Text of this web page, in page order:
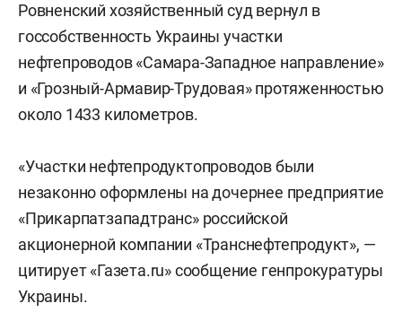
Ровненский хозяйственный суд вернул в
госсобственность Украины участки
нефтепроводов «Самара-Западное направление»
и «Грозный-Армавир-Трудовая» протяженностью
около 1433 километров.
«Участки нефтепродуктопроводов были
незаконно оформлены на дочернее предприятие
«Прикарпатзападтранс» российской
акционерной компании «Транснефтепродукт», —
цитирует «Газета.ru» сообщение генпрокуратуры
Украины.